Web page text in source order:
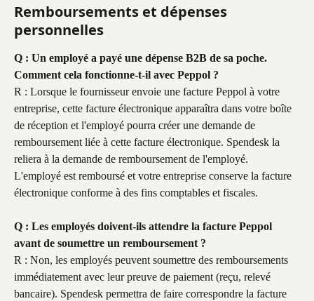
Remboursements et dépenses
personnelles
Q : Un employé a payé une dépense B2B de sa poche.
Comment cela fonctionne-t-il avec Peppol ?
R : Lorsque le fournisseur envoie une facture Peppol à votre
entreprise, cette facture électronique apparaîtra dans votre boîte
de réception et l'employé pourra créer une demande de
remboursement liée à cette facture électronique. Spendesk la
reliera à la demande de remboursement de l'employé.
L'employé est remboursé et votre entreprise conserve la facture
électronique conforme à des fins comptables et fiscales.
Q : Les employés doivent-ils attendre la facture Peppol
avant de soumettre un remboursement ?
R : Non, les employés peuvent soumettre des remboursements
immédiatement avec leur preuve de paiement (reçu, relevé
bancaire). Spendesk permettra de faire correspondre la facture